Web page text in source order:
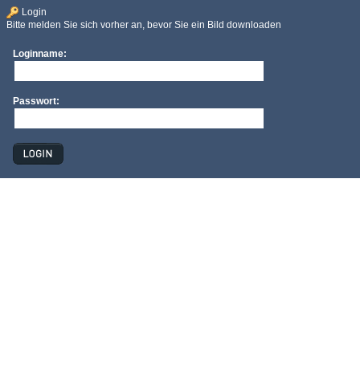
Login
Bitte melden Sie sich vorher an, bevor Sie ein Bild downloaden
Loginname:
Passwort: